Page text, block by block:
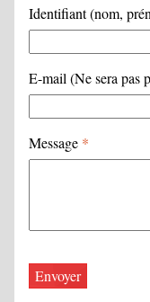
Identifiant (nom,
E-mail (Ne sera pas
Message *